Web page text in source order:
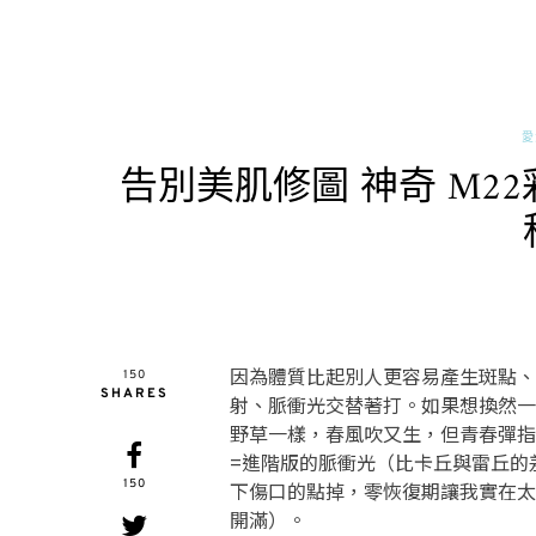
告別美肌修圖 神奇
150
SHARES
150
因為體質比起別人更容易產生斑點
射、脈衝光交替著打。如果想換然
野草一樣，春風吹又生，但青春彈
=進階版的脈衝光（比卡丘與雷丘
下傷口的點掉，零恢復期讓我實在
開滿）。